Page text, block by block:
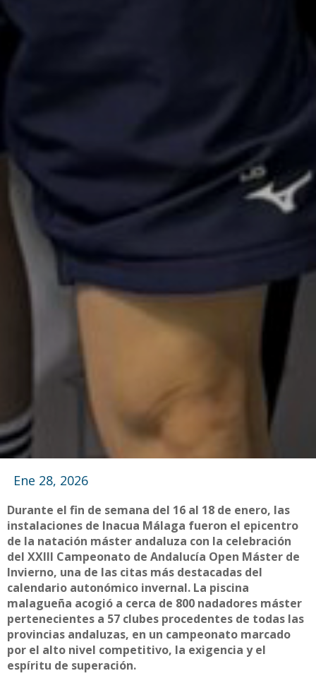
Ene 28, 2026
Durante el fin de semana del 16 al 18 de enero, las
instalaciones de Inacua Málaga fueron el epicentro
de la natación máster andaluza con la celebración
del XXIII Campeonato de Andalucía Open Máster de
Invierno, una de las citas más destacadas del
calendario autonómico invernal. La piscina
malagueña acogió a cerca de 800 nadadores máster
pertenecientes a 57 clubes procedentes de todas las
provincias andaluzas, en un campeonato marcado
por el alto nivel competitivo, la exigencia y el
espíritu de superación.